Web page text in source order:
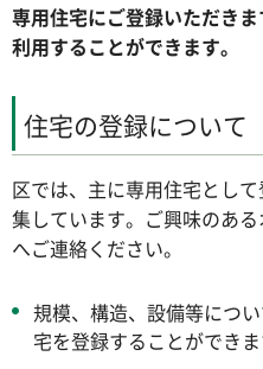
専用住宅にご登録いただき
利用することができます。
住宅の登録について
区では、主に専用住宅とし
集しています。ご興味のあ
へご連絡ください。
規模、構造、設備等につ
宅を登録することができま